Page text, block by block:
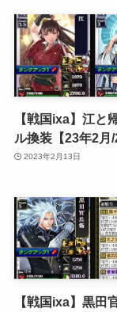
【戦国ixa】江と
ル換装【23年2月/
2023年2月13日
【戦国ixa】黒田